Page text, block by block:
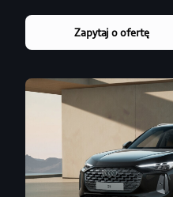
Zapytaj o ofertę